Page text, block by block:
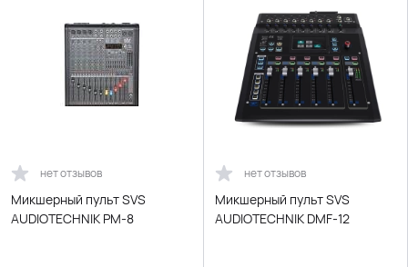
нет отзывов
Микшерный пульт SVS
AUDIOTECHNIK PM-8
нет отзывов
Микшерный пульт SVS
AUDIOTECHNIK DMF-12